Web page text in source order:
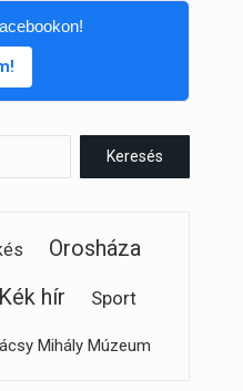
Orosháza
Kék hír Sport
Mihály Múzeum